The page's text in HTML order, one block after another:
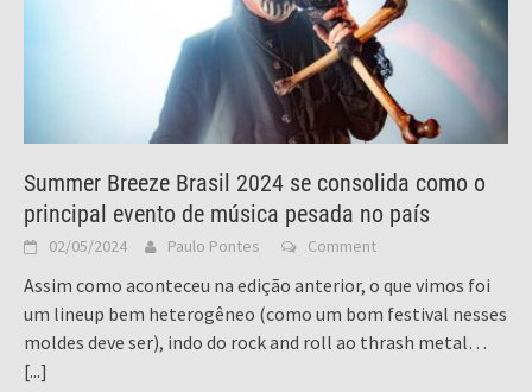
Summer Breeze Brasil 2024 se consolida como o
principal evento de música pesada no país
02/05/2024 Paulo Pontes Comment
Assim como aconteceu na edição anterior, o que vimos foi
um lineup bem heterogêneo (como um bom festival nesses
moldes deve ser), indo do rock and roll ao thrash metal…
[...]